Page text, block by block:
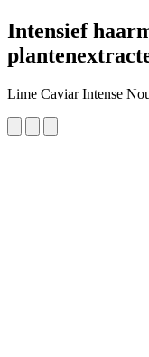
Intensief
Lime Caviar Intense